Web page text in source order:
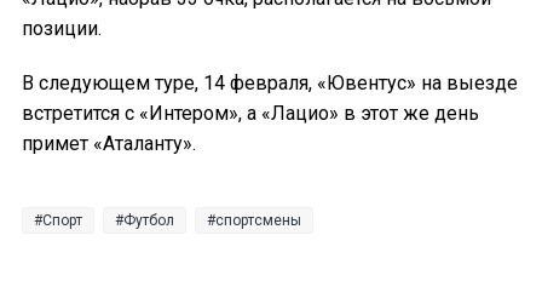
позиции.
В следующем туре, 14 февраля, «Ювентус» на выезде
встретится с «Интером», а «Лацио» в этот же день
примет «Аталанту».
Спорт Футбол спортсмены